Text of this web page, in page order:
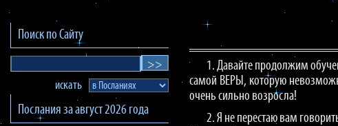
Поиск по Сайту
искать
Послания заавгуст 2026 года
1. Давайте продолжим
самой ВЕРЫ, которую
очень сильно возросла!
2. Я не перестаю вам